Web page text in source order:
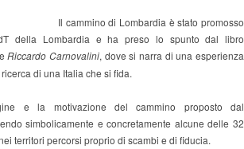
Rastello
e
il
l’esperienza
del
cammino
Il cammino di Lombardia è stato promosso
della Lombardia e ha preso lo spunto dal libro
eRiccardo Carnovalini, dove si narra di una esperienza
di una Italia che si fida.
e la motivazione del cammino proposto dal
simbolicamente e concretamente alcune delle 32
territori percorsi proprio di scambi e di fiducia.